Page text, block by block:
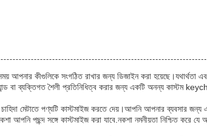
আপনার কীগুলিকে সংগঠিত রাখার জন্য ডিজাইন করা
ব্যক্তিগত শৈলী প্রতিনিধিত্ব করার জন্য একটি অনন্য কাস্টম
মেটাতে পণ্যটি কাস্টমাইজ করতে দেয়।আপনি আপনার ব্যবসার
সঙ্গে কাস্টমাইজ করা যাবে.নকশা নমনীয়তা নিশ্চিত করে যে